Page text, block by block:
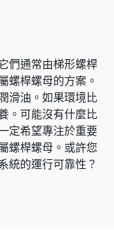
們通常由梯形螺桿
螺桿螺母的方案。
滑油。如果環境比
。可能沒有什麼比
定希望專注於重要
螺桿螺母。或許您
統的運行可靠性？